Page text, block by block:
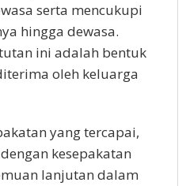
serta mencukupi
hingga dewasa.
ini adalah bentuk
oleh keluarga
yang tercapai,
kesepakatan
lanjutan dalam